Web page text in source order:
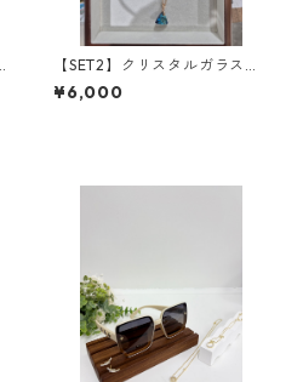
【SET2】クリスタルガラスア
クセサリーセット
¥6,000